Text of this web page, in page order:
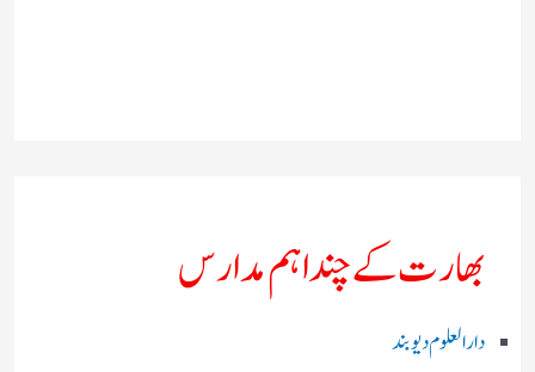
بھارت کے چند اہم مدارس
دارالعلوم دیوبند